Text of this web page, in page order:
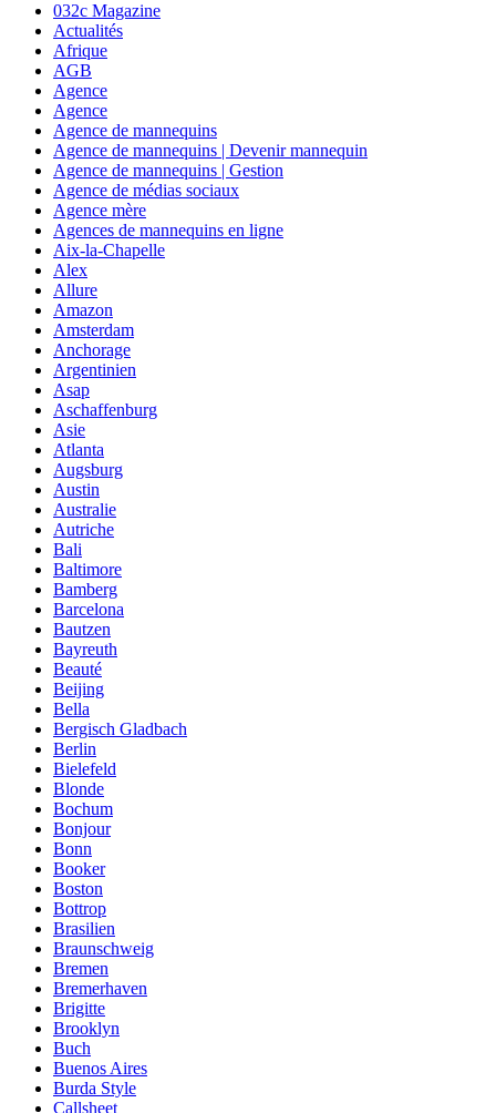
032c Magazine
Actualités
Afrique
AGB
Agence
Agence
Agence de mannequins
Agence de mannequins | Devenir mannequin
Agence de mannequins | Gestion
Agence de médias sociaux
Agence mère
Agences de mannequins en ligne
Aix-la-Chapelle
Alex
Allure
Amazon
Amsterdam
Anchorage
Argentinien
Asap
Aschaffenburg
Asie
Atlanta
Augsburg
Austin
Australie
Autriche
Bali
Baltimore
Bamberg
Barcelona
Bautzen
Bayreuth
Beauté
Beijing
Bella
Bergisch Gladbach
Berlin
Bielefeld
Blonde
Bochum
Bonjour
Bonn
Booker
Boston
Bottrop
Brasilien
Braunschweig
Bremen
Bremerhaven
Brigitte
Brooklyn
Buch
Buenos Aires
Burda Style
Callsheet